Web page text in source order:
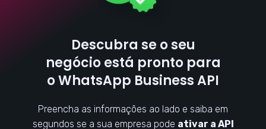
Descubra se o seu
negócio está pronto para
o WhatsApp Business API
Preencha as informações ao lado e saiba em
segundos se a sua empresa pode ativar a API